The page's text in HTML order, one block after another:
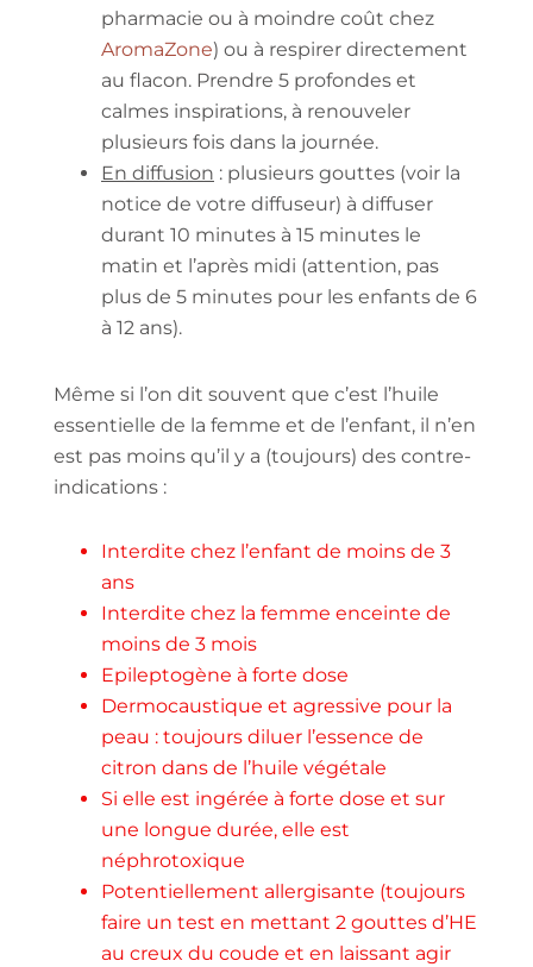
pharmacie ou à moindre coût chez
AromaZone) ou à respirer directement
au flacon. Prendre 5 profondes et
calmes inspirations, à renouveler
plusieurs fois dans la journée.
En diffusion : plusieurs gouttes (voir la
notice de votre diffuseur) à diffuser
durant 10 minutes à 15 minutes le
matin et l’après midi (attention, pas
plus de 5 minutes pour les enfants de 6
à 12 ans).
Même si l’on dit souvent que c’est l’huile
essentielle de la femme et de l’enfant, il n’en
est pas moins qu’il y a (toujours) des contre-
indications :
Interdite chez l’enfant de moins de 3
ans
Interdite chez la femme enceinte de
moins de 3 mois
Epileptogène à forte dose
Dermocaustique et agressive pour la
peau : toujours diluer l’essence de
citron dans de l’huile végétale
Si elle est ingérée à forte dose et sur
une longue durée, elle est
néphrotoxique
Potentiellement allergisante (toujours
faire un test en mettant 2 gouttes d’HE
au creux du coude et en laissant agir